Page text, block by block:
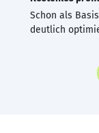
Schon als
deutlich